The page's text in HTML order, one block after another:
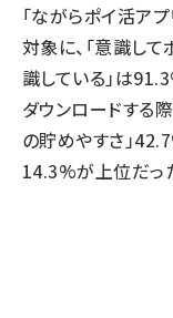
「ながらポイ活ア
対象に、「意識して
識している」は
ダウンロードする
の貯めやすさ」
14.3%が上位だっ